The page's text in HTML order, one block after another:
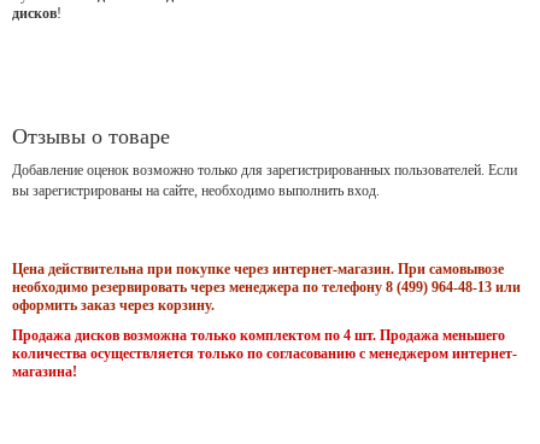
дисков!
Отзывы о товаре
Добавление оценок возможно только для зарегистрированных пользователей. Если
вы зарегистрированы на сайте, необходимо выполнить вход.
Цена действительна при покупке через интернет-магазин. При самовывозе
необходимо резервировать через менеджера по телефону 8 (499) 964-48-13 или
оформить заказ через корзину.
Продажа дисков возможна только комплектом по 4 шт. Продажа меньшего
количества осуществляется только по согласованию с менеджером интернет-
магазина!